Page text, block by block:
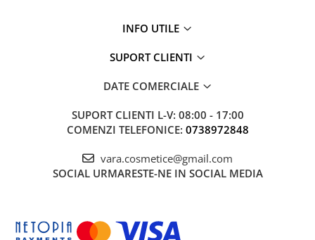
INFO UTILE
SUPORT CLIENTI
DATE COMERCIALE
SUPORT CLIENTI L-V: 08:00 - 17:00
COMENZI TELEFONICE: 0738972848
vara.cosmetice@gmail.com
SOCIAL URMARESTE-NE IN SOCIAL MEDIA